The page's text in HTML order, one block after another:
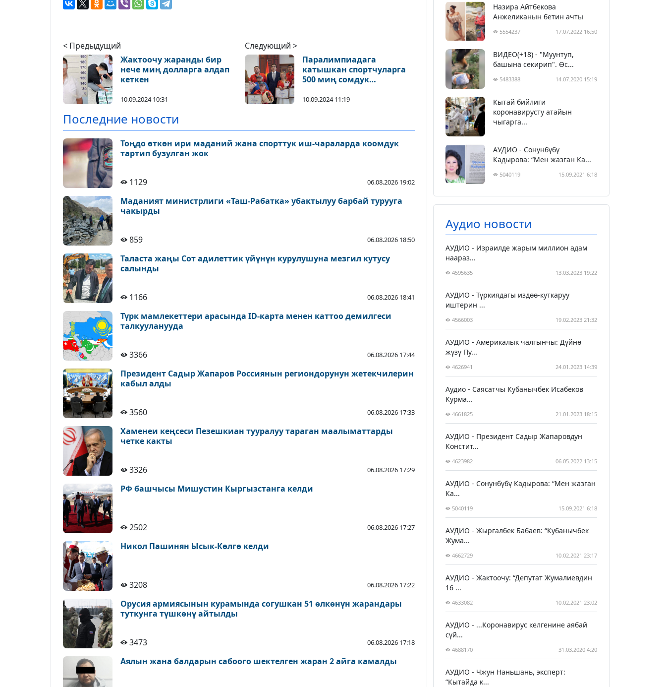
< Предыдущий
Жактоочу жаранды бир
нече миң долларга алдап
кеткен
10.09.2024 10:31
Следующий >
Паралимпиадага
катышкан спортчуларга
500 миң сомдук
тапшырылды
10.09.2024 11:19
Последние новости
Тоңдо өткөн ири маданий жана спорттук иш-чараларда коомдук
тартип бузулган жок
1129 06.08.2026 19:02
Маданият министрлиги «Таш-Рабатка» убактылуу барбай турууга
чакырды
859 06.08.2026 18:50
Таласта жаңы Сот адилеттик үйүнүн курулушуна мезгил кутусу
салынды
1166 06.08.2026 18:41
Түрк мамлекеттери арасында ID-карта менен каттоо демилгеси
талкууланууда
3366 06.08.2026 17:44
Президент Садыр Жапаров Россиянын региондорунун жетекчилерин
кабыл алды
3560 06.08.2026 17:33
Хаменеи кеңсеси Пезешкиан тууралуу тараган маалыматтарды
четке какты
3326 06.08.2026 17:29
РФ башчысы Мишустин Кыргызстанга келди
2502 06.08.2026 17:27
Никол Пашинян Ысык-Көлгө келди
3208 06.08.2026 17:22
Орусия армиясынын курамында согушкан 51 өлкөнүн жарандары
туткунга түшкөнү айтылды
3473 06.08.2026 17:18
Аялын жана балдарын сабоого шектелген жаран 2 айга камалды
Назира Айтбекова
Анжеликанын бетин ачты
5554237 17.07.2022 16:50
ВИДЕО(+18) - "Муунтуп,
башына секирип". Өс...
5483388 14.07.2020 15:19
Кытай бийлиги
коронавирусту атайын
чыгарга...
АУДИО - Сонунбүбү
Кадырова: “Мен жазган Ка...
5040119 15.09.2021 6:18
Аудио новости
АУДИО - Израилде жарым миллион адам
наараз...
4595635 13.03.2023 19:22
АУДИО - Түркиядагы издөө-куткаруу
иштерин ...
4566003 19.02.2023 21:32
АУДИО - Америкалык чалгынчы: Дүйнө
жүзү Пу...
4626941 24.01.2023 14:39
Аудио - Саясатчы Кубанычбек Исабеков
Курма...
4661825 21.01.2023 18:15
АУДИО - Президент Садыр Жапаровдун
Констит...
4623982 06.05.2022 13:15
АУДИО - Сонунбүбү Кадырова: “Мен жазган
Ка...
5040119 15.09.2021 6:18
АУДИО - Жыргалбек Бабаев: “Кубанычбек
Жума...
4662729 10.02.2021 23:17
АУДИО - Жактоочу: “Депутат Жумалиевдин
16 ...
4633082 10.02.2021 23:02
АУДИО - ...Коронавирус келгенине аябай
сүй...
4688170 31.03.2020 4:20
АУДИО - Чжун Наньшань, эксперт:
“Кытайда к...